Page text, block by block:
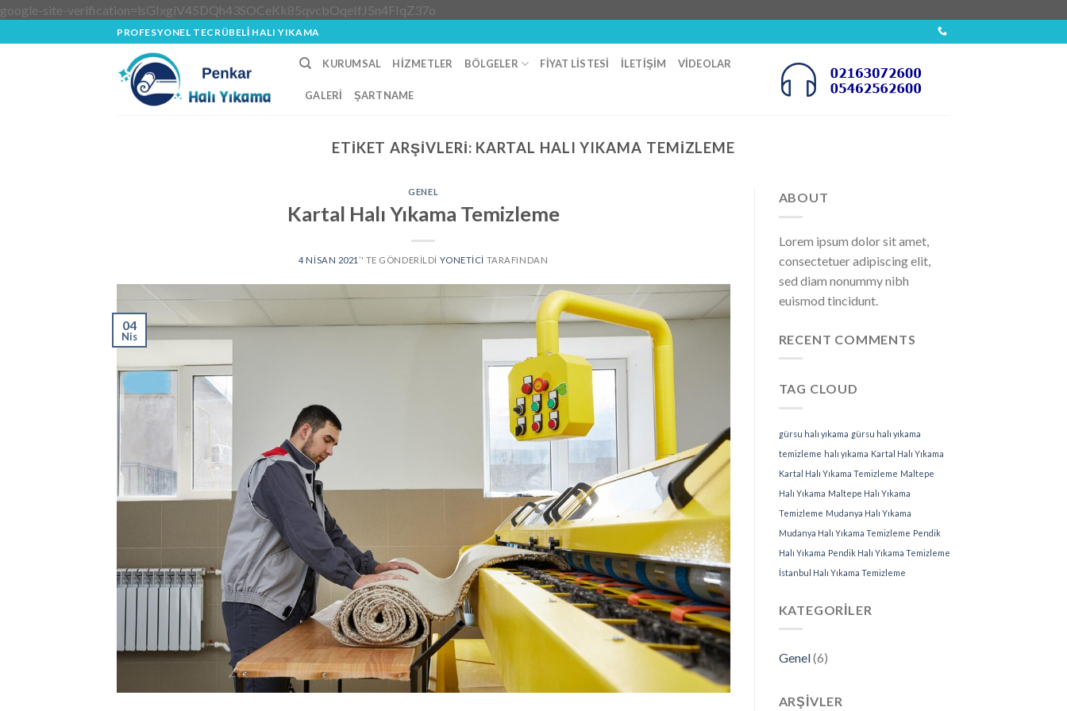
google-site-verification=lsGIxgiV45DQh43SOCeKk85qvcbOqeIfJ5n4FIqZ37o
content
PROFESYONEL TECRÜBELİ HALI YIKAMA
KURUMSAL HIZMETLER BÖLGELER FIYAT LISTESI İLETIŞIM VIDEOLAR
GALERI ŞARTNAME
ETIKET ARŞIVLERI: KARTAL HALI YIKAMA TEMIZLEME
GENEL
Kartal Halı Yıkama Temizleme
4 NISAN 2021 ’' TE GÖNDERILDI YONETICI TARAFINDAN
04
Nis
ABOUT
Lorem ipsum dolor sit amet,
consectetuer adipiscing elit,
sed diam nonummy nibh
euismod tincidunt.
RECENT COMMENTS
TAG CLOUD
gürsu halı yıkama gürsu halı yıkama
temizleme halı yıkama Kartal Halı Yıkama
Kartal Halı Yıkama Temizleme Maltepe
Halı Yıkama Maltepe Halı Yıkama
Temizleme Mudanya Halı Yıkama
Mudanya Halı Yıkama Temizleme Pendik
Halı Yıkama Pendik Halı Yıkama Temizleme
İstanbul Halı Yıkama Temizleme
KATEGORILER
Genel(6)
ARŞIVLER